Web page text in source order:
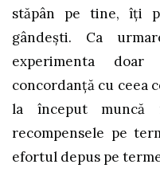
stăpân pe tine, îți
gândești. Ca
experimenta
concordanță cu ceea
la început muncă
recompensele pe
efortul depus pe